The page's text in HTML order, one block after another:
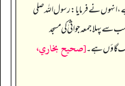
نے فرمایا: رسول اللہ صلی
سے پہلا جمعہ جواثیٰ کی مسجد
ایک گاؤں ہے۔[صحيح بخاري،